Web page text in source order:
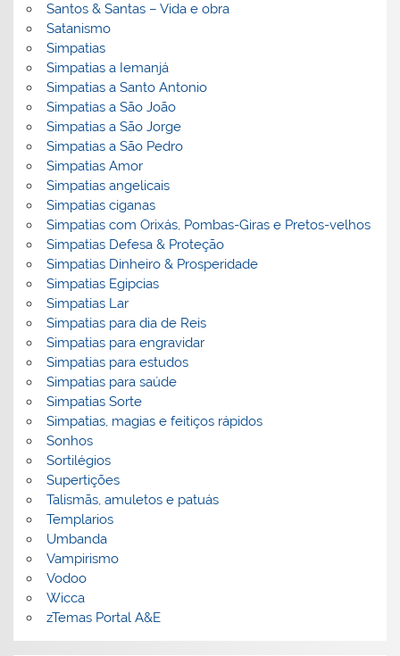
Santos & Santas – Vida e obra
Satanismo
Simpatias
Simpatias a Iemanjá
Simpatias a Santo Antonio
Simpatias a São João
Simpatias a São Jorge
Simpatias a São Pedro
Simpatias Amor
Simpatias angelicais
Simpatias ciganas
Simpatias com Orixás, Pombas-Giras e Pretos-velhos
Simpatias Defesa & Proteção
Simpatias Dinheiro & Prosperidade
Simpatias Egipcias
Simpatias Lar
Simpatias para dia de Reis
Simpatias para engravidar
Simpatias para estudos
Simpatias para saúde
Simpatias Sorte
Simpatias, magias e feitiços rápidos
Sonhos
Sortilégios
Supertições
Talismãs, amuletos e patuás
Templarios
Umbanda
Vampirismo
Vodoo
Wicca
zTemas Portal A&E